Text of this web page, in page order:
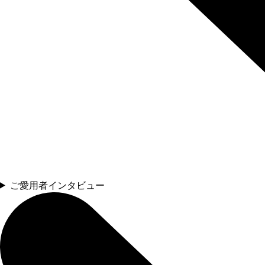
ご愛用者インタビュー